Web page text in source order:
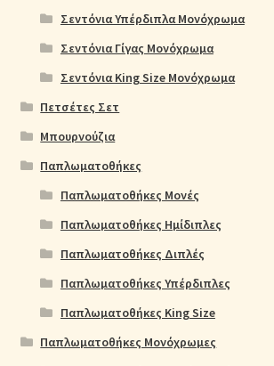
Σεντόνια Υπέρδιπλα Μονόχρωμα
Σεντόνια Γίγας Μονόχρωμα
Σεντόνια King Size Μονόχρωμα
Πετσέτες Σετ
Μπουρνούζια
Παπλωματοθήκες
Παπλωματοθήκες Μονές
Παπλωματοθήκες Ημίδιπλες
Παπλωματοθήκες Διπλές
Παπλωματοθήκες Υπέρδιπλες
Παπλωματοθήκες King Size
Παπλωματοθήκες Μονόχρωμες